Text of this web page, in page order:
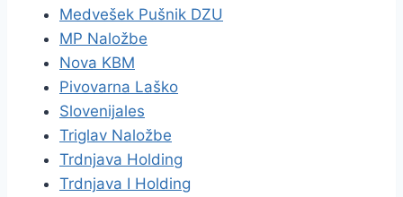
Medvešek Pušnik DZU
MP Naložbe
Nova KBM
Pivovarna Laško
Slovenijales
Triglav Naložbe
Trdnjava Holding
Trdnjava I Holding